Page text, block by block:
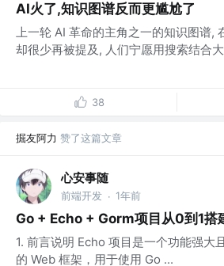
AI火了,知识图谱反而更尴尬了
上一轮 AI 革命的主角之一的知识图谱,
却很少再被提及, 人们宁愿用搜索结合
38
掘友阿力 赞了这篇文章
心安事随
前端开发 · 1年前
Go + Echo + Gorm项目从0到1搭
1. 前言说明 Echo 项目是一个功能强大
的 Web 框架，用于使用 Go ...